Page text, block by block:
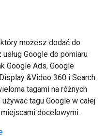
możesz dodać do
Google do pomiaru
Google Ads, Google
&Video 360 i Search
tagami na różnych
tagu Google w całej
docelowymi.